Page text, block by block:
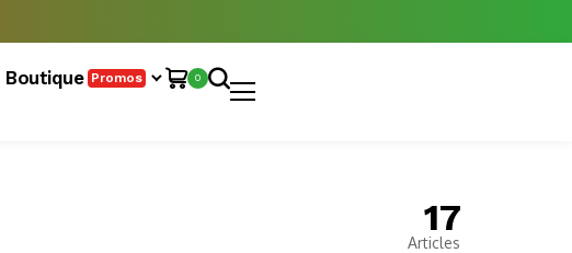
Boutique Promos 0
17
Articles